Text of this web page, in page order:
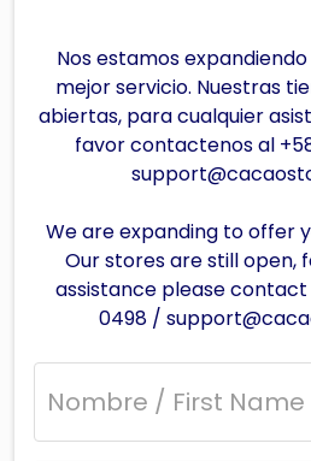
Nos estamos
mejor servicio. Nuestras
abiertas, para cualquier
favor contactenos al
We are expanding to offer
Our stores are still open,
assistance please contact
0498 /